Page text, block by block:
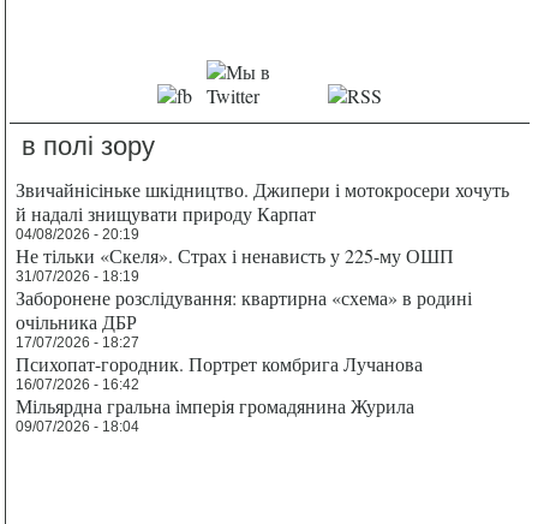
в полі зору
Звичайнісіньке шкідництво. Джипери і мотокросери хочуть
й надалі знищувати природу Карпат
04/08/2026 - 20:19
Не тільки «Скеля». Страх і ненависть у 225-му ОШП
31/07/2026 - 18:19
Заборонене розслідування: квартирна «схема» в родині
очільника ДБР
17/07/2026 - 18:27
Психопат-городник. Портрет комбрига Лучанова
16/07/2026 - 16:42
Мільярдна гральна імперія громадянина Журила
09/07/2026 - 18:04